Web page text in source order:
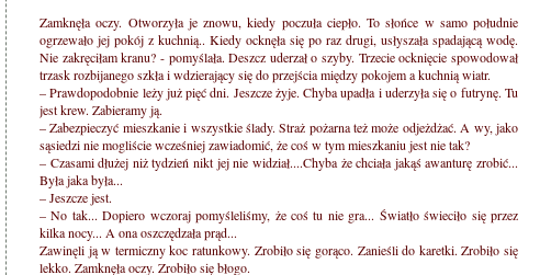
Zamknęła oczy. Otworzyła je znowu, kiedy poczuła ciepło. To słońce w samo południe
ogrzewało jej pokój z kuchnią.. Kiedy ocknęła się po raz drugi, usłyszała spadającą wodę.
Nie zakręciłam kranu? - pomyślała. Deszcz uderzał o szyby. Trzecie ocknięcie spowodował
trzask rozbijanego szkła i wdzierający się do przejścia między pokojem a kuchnią wiatr.
– Prawdopodobnie leży już pięć dni. Jeszcze żyje. Chyba upadła i uderzyła się o futrynę. Tu
jest krew. Zabieramy ją.
– Zabezpieczyć mieszkanie i wszystkie ślady. Straż pożarna też może odjeżdżać. A wy, jako
sąsiedzi nie mogliście wcześniej zawiadomić, że coś w tym mieszkaniu jest nie tak?
– Czasami dłużej niż tydzień nikt jej nie widział....Chyba że chciała jakąś awanturę zrobić...
Była jaka była...
– Jeszcze jest.
– No tak... Dopiero wczoraj pomyśleliśmy, że coś tu nie gra... Światło świeciło się przez
kilka nocy... A ona oszczędzała prąd...
Zawinęli ją w termiczny koc ratunkowy. Zrobiło się gorąco. Zanieśli do karetki. Zrobiło się
lekko. Zamknęła oczy. Zrobiło się błogo.